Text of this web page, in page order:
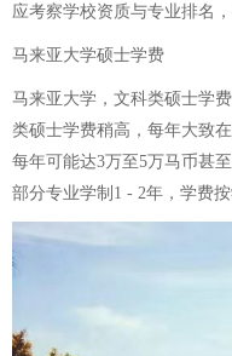
应考察学校资质与专业排名
马来亚大学硕士学费
马来亚大学，文科类硕士学
类硕士学费稍高，每年大致
每年可能达3万至5万马币甚
部分专业学制1 - 2年，学费按